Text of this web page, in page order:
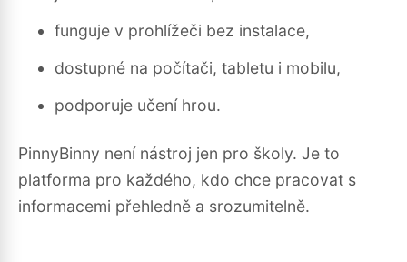
funguje v prohlížeči bez instalace,
dostupné na počítači, tabletu i mobilu,
podporuje učení hrou.
PinnyBinny není nástroj jen pro školy. Je to
platforma pro každého, kdo chce pracovat s
informacemi přehledně a srozumitelně.